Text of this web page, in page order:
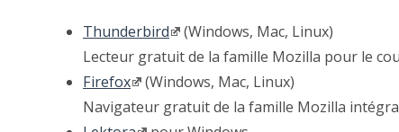
Thunderbird
(Windows, Mac, Linux)
Lecteur gratuit de la famille Mozilla pour le
Firefox
(Windows, Mac, Linux)
Navigateur gratuit de la famille Mozilla